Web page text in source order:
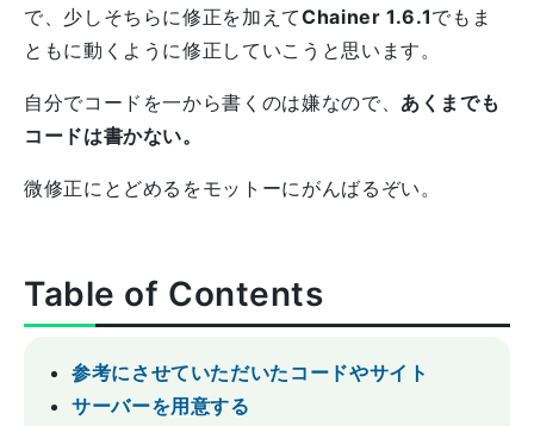
で、少しそちらに修正を加えてChainer 1.6.1でもま
ともに動くように修正していこうと思います。
自分でコードを一から書くのは嫌なので、 あくまでも
コードは書かない。
微修正にとどめるをモットーにがんばるぞい。
Table of Contents
参考にさせていただいたコードやサイト
サーバーを用意する